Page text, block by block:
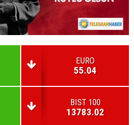
EURO
55.04
BIST 100
13783.02